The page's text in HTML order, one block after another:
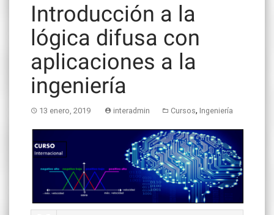
Introducción a la
lógica difusa con
aplicaciones a la
ingeniería
13 enero, 2019 interadmin Cursos, Ingeniería